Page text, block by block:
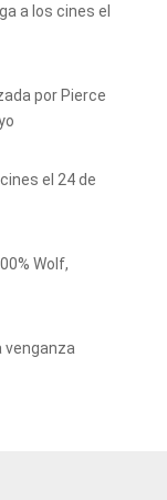
a los cines el
por Pierce
el 24 de
Wolf,
venganza